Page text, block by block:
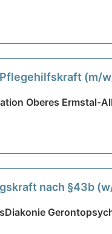
(m/
Oberes Ermstal-
nach §43b